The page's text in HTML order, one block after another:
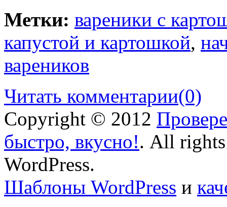
Метки: вареники с
капустой и картошкой,
вареников
Читать комментарии(0)
Copyright © 2012
быстро, вкусно!. All rights
WordPress.
Шаблоны WordPress и